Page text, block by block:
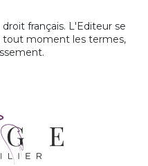
français. L'Editeur se
tout moment les termes,